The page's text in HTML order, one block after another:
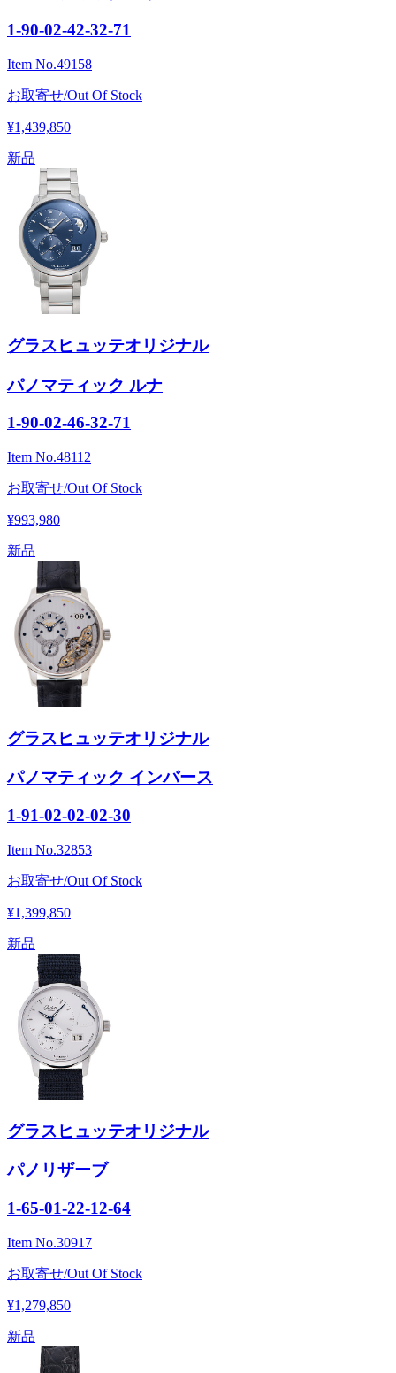
1-90-02-42-32-71
Item No.49158
お取寄せ/Out Of Stock
¥1,439,850
新品
グラスヒュッテオリジナル
パノマティック ルナ
1-90-02-46-32-71
Item No.48112
お取寄せ/Out Of Stock
¥993,980
新品
グラスヒュッテオリジナル
パノマティック インバース
1-91-02-02-02-30
Item No.32853
お取寄せ/Out Of Stock
¥1,399,850
新品
グラスヒュッテオリジナル
パノリザーブ
1-65-01-22-12-64
Item No.30917
お取寄せ/Out Of Stock
¥1,279,850
新品